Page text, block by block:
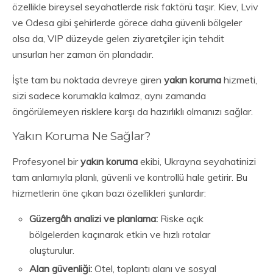
özellikle bireysel seyahatlerde risk faktörü taşır. Kiev, Lviv
ve Odesa gibi şehirlerde görece daha güvenli bölgeler
olsa da, VIP düzeyde gelen ziyaretçiler için tehdit
unsurları her zaman ön plandadır.
İşte tam bu noktada devreye giren yakın koruma hizmeti,
sizi sadece korumakla kalmaz, aynı zamanda
öngörülemeyen risklere karşı da hazırlıklı olmanızı sağlar.
Yakın Koruma Ne Sağlar?
Profesyonel biryakın koruma ekibi, Ukrayna seyahatinizi
tam anlamıyla planlı, güvenli ve kontrollü hale getirir. Bu
hizmetlerin öne çıkan bazı özellikleri şunlardır:
Güzergâh analizi ve planlama: Riske açık
bölgelerden kaçınarak etkin ve hızlı rotalar
oluşturulur.
Alan güvenliği: Otel, toplantı alanı ve sosyal